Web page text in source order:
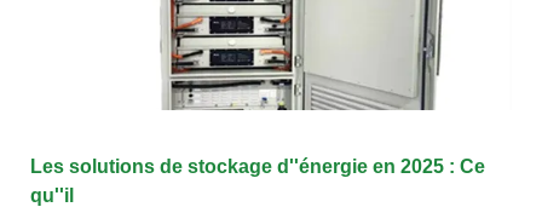
Les solutions de stockage d''énergie en 2025 : Ce
qu''il